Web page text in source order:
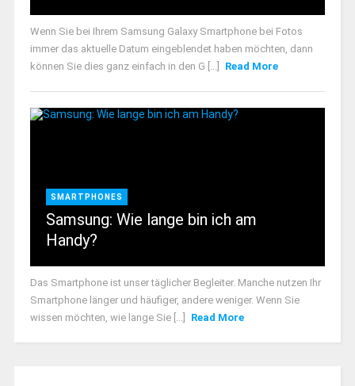
Wenn Sie bei Ihrem Samsung Galaxy Smartphone bei Fotos
immer das aktuelle Datum eingeblendet haben möchten, dann
können Sie dies ganz einfach in den G [...]
Read More
SMARTPHONES
Samsung: Wie lange bin ich am
Handy?
Das Smartphone ist unser täglicher Begleiter. Manche nutzen Ihr
Smartphone länger und häufiger, andere weniger. Wenn Sie
wissen möchten, wie lange Sie [...]
Read More